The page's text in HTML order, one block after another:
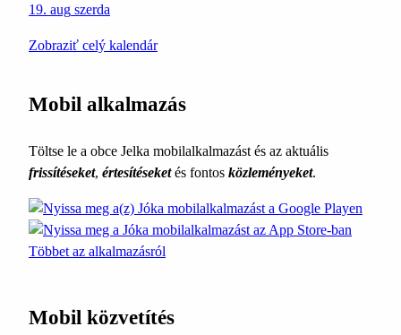
19. aug szerda
Zobraziť celý kalendár
Mobil alkalmazás
Töltse le a obce Jelka mobilalkalmazást és az aktuális
frissítéseket, értesítéseketés fontos közleményeket.
Többet az alkalmazásról
Mobil közvetítés